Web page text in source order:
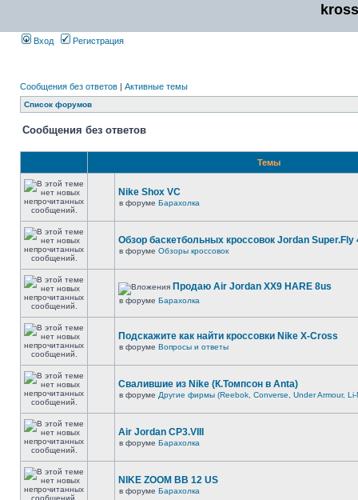
Вход Регистрация
Сообщения без ответов | Активные темы
Список форумов
Сообщения без ответов
Темы
Nike Shox VC
в форуме Барахолка
Обзор баскетбольных кроссовок Jordan Super.Fly
в форуме Обзоры кроссовок
Продаю Air Jordan XX9 HARE 8us
в форуме Барахолка
Подскажите как найти кроссовки Nike X-Cross
в форуме Вопросы и ответы
Свалившие из Nike (К.Томпсон в Anta)
в форуме Другие фирмы (Reebok, Converse, Under Armour, Li-
Air Jordan CP3.VIII
в форуме Барахолка
NIKE ZOOM BB 12 US
в форуме Барахолка